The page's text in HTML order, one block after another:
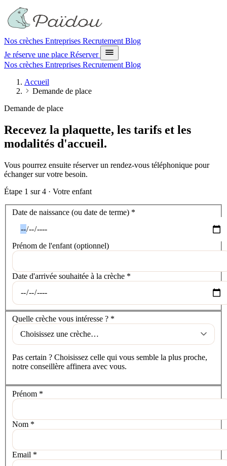
Nos crèches Entreprises Recrutement Blog
Je réserve une place Réserver
Nos crèches Entreprises Recrutement Blog
Accueil
Demande de place
Demande de place
Recevez la plaquette, les tarifs et les
modalités d'accueil.
Vous pourrez ensuite réserver un rendez-vous téléphonique pour
échanger sur votre besoin.
Étape 1 sur 4 · Votre enfant
Votre enfant
Date de naissance (ou date de terme) *
Prénom de l'enfant (optionnel)
Date d'arrivée souhaitée à la crèche *
La crèche
Quelle crèche vous intéresse ? *
Pas certain ? Choisissez celle qui vous semble la plus proche,
notre conseillère affinera avec vous.
Vos coordonnées
Prénom *
Nom *
Email *